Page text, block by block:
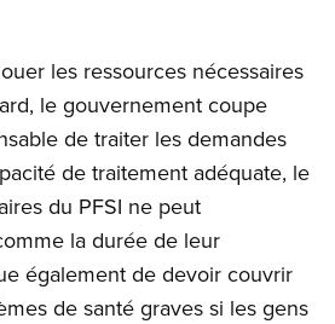
les ressources nécessaires
le gouvernement coupe
de traiter les demandes
de traitement adéquate, le
du PFSI ne peut
la durée de leur
également de devoir couvrir
de santé graves si les gens